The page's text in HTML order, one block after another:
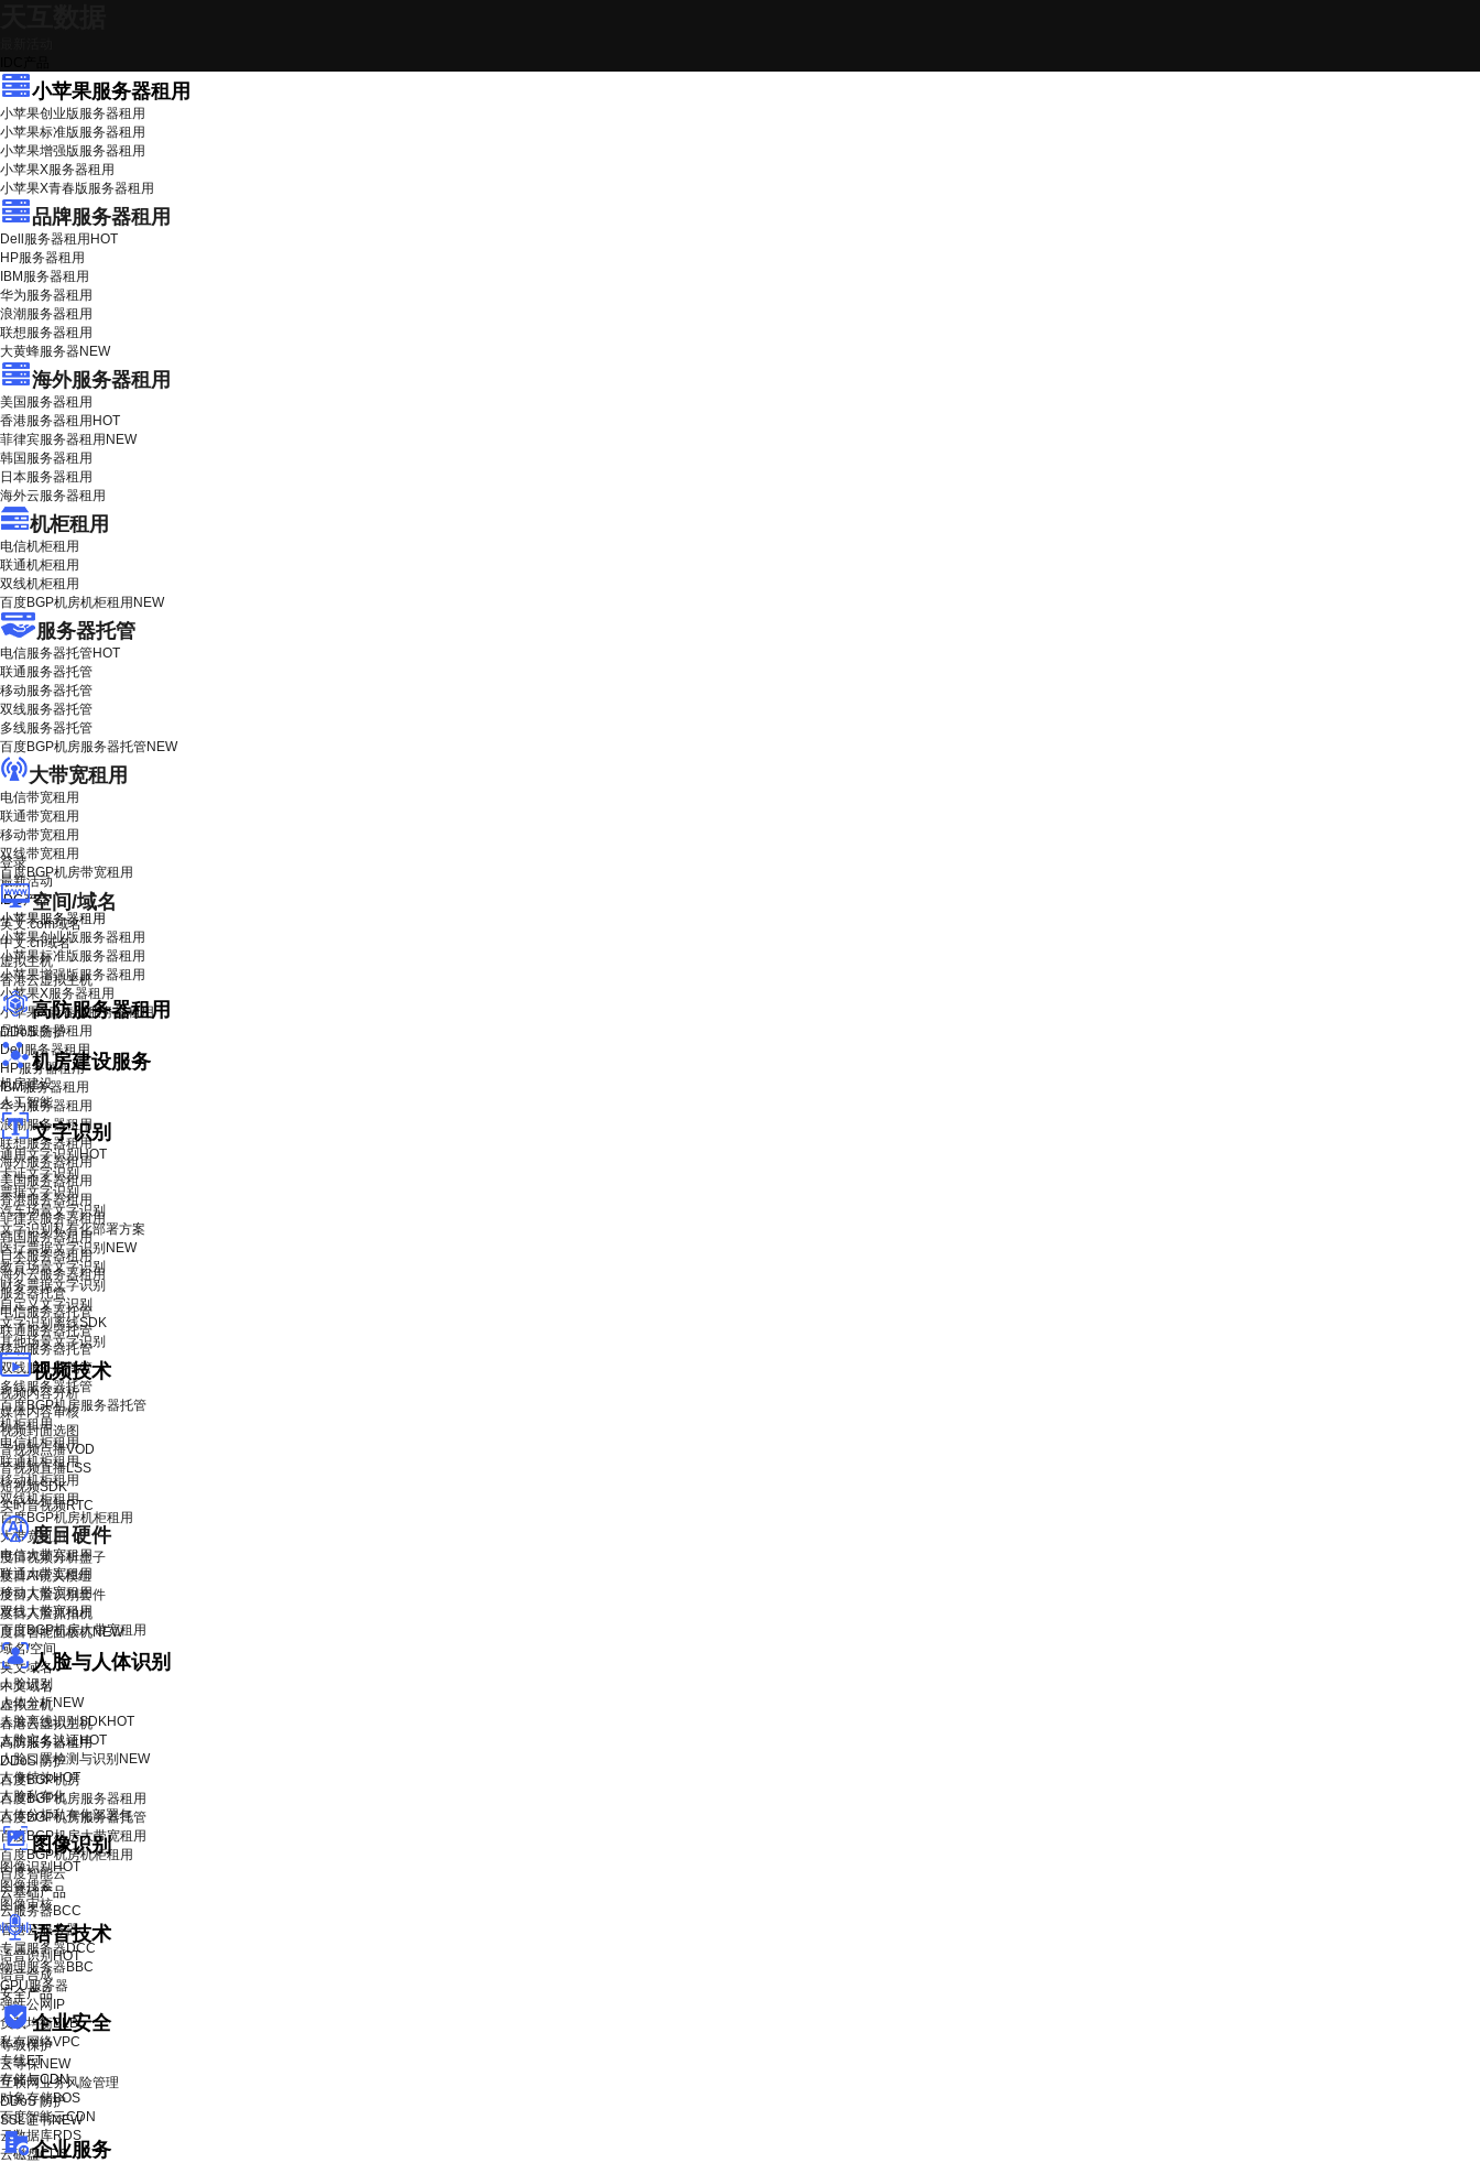
小苹果服务器租用
小苹果创业版服务器租用
小苹果标准版服务器租用
小苹果增强版服务器租用
小苹果X服务器租用
小苹果X青春版服务器租用
品牌服务器租用
Dell服务器租用 HOT
HP服务器租用
IBM服务器租用
华为服务器租用
浪潮服务器租用
联想服务器租用
大黄蜂服务器NEW
海外服务器租用
美国服务器租用
香港服务器租用 HOT
菲律宾服务器租用 NEW
韩国服务器租用
日本服务器租用
海外云服务器租用
机柜租用
电信机柜租用
联通机柜租用
双线机柜租用
百度BGP机房机柜租用 NEW
服务器托管
电信服务器托管HOT
联通服务器托管
移动服务器托管
双线服务器托管
多线服务器托管
百度BGP机房服务器托管NEW
大带宽租用
电信带宽租用
联通带宽租用
移动带宽租用
双线带宽租用
百度BGP机房带宽租用
空间/域名
英文.com域名
中文.cn域名
虚拟主机
香港云虚拟主机
高防服务器租用
DDoS 防护
机房建设服务
机房建设
人工智能
文字识别
通用文字识别 HOT
卡证文字识别
票据文字识别
汽车场景文字识别
文字识别私有化部署方案
医疗票据文字识别 NEW
教育场景文字识别
财务票据文字识别
自定义文字识别
文字识别离线SDK
其他场景文字识别
视频技术
视频内容分析
媒体内容审核
视频封面选图
音视频点播VOD
音视频直播LSS
短视频SDK
实时音视频RTC
度目硬件
度目视频分析盒子
度目AI镜头模组
度目人脸识别套件
度目人脸抓拍机
度目智能面板机NEW
人脸与人体识别
人脸识别
人体分析NEW
人脸离线识别SDKHOT
人脸实名认证HOT
人脸口罩检测与识别 NEW
人像特效HOT
人脸私有化
人体分析私有化部署包
图像识别
图像识别HOT
图像搜索
图像审核
语音技术
语音识别 HOT
语音合成
安全产品
企业安全
等级保护
云等保NEW
互联网业务风险管理
DDoS 防护
SSL证书NEW
企业服务
登录
最新活动
IDC产品
小苹果服务器租用
小苹果创业版服务器租用
小苹果标准版服务器租用
小苹果增强版服务器租用
小苹果X服务器租用
小苹果X青春版服务器租用
品牌服务器租用
Dell服务器租用
HP服务器租用
IBM服务器租用
华为服务器租用
浪潮服务器租用
联想服务器租用
海外服务器租用
美国服务器租用
香港服务器租用
菲律宾服务器租用
韩国服务器租用
日本服务器租用
海外云服务器租用
服务器托管
电信服务器托管
联通服务器托管
移动服务器托管
双线服务器托管
多线服务器托管
百度BGP机房服务器托管
机柜租用
电信机柜租用
联通机柜租用
移动机柜租用
双线机柜租用
百度BGP机房机柜租用
大带宽租用
电信大带宽租用
联通大带宽租用
移动大带宽租用
双线大带宽租用
百度BGP机房大带宽租用
域名/空间
英文域名
中文域名
虚拟主机
香港云虚拟主机
高防服务器租用
DDoS 防护
百度BGP机房
百度BGP机房服务器租用
百度BGP机房服务器托管
百度BGP机房大带宽租用
百度BGP机房机柜租用
百度智能云
云基础产品
云服务器BCC
香港云服务器
专属服务器DCC
物理服务器BBC
GPU服务器
弹性公网IP
负载均衡BLB
私有网络VPC
专线ET
存储与CDN
对象存储BOS
百度智能云CDN
云数据库RDS
云磁盘CDS